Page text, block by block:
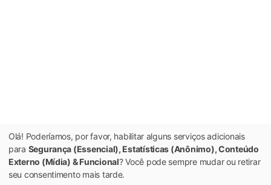
Olá! Poderíamos, por favor, habilitar alguns serviços adicionais
para Segurança (Essencial), Estatísticas (Anônimo), Conteúdo
Externo (Mídia) & Funcional? Você pode sempre mudar ou retirar
seu consentimento mais tarde.